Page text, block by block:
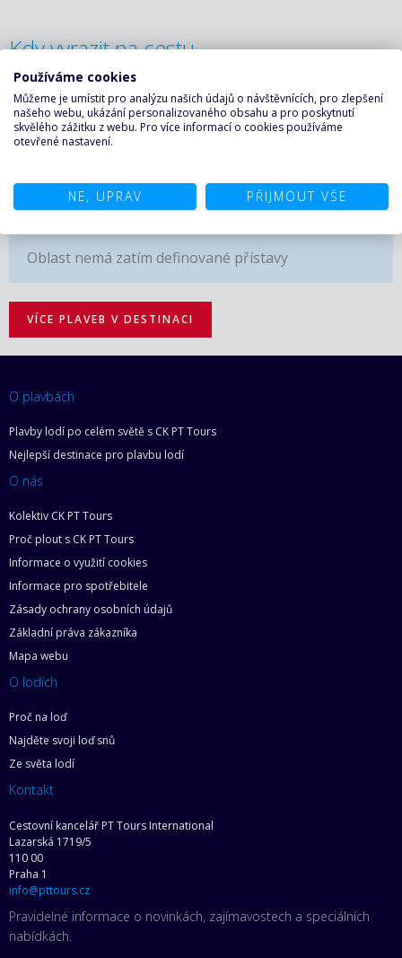
Kdy vyrazit na cestu
Hlavní sezóna je v jižním Pacifiku v červenci a srpnu, lodě sem
však míří po celý rok. Obecně nejvhodnější je vyrazit sem od
května do října, kdy tady tolik neprší. Od listopadu do dubna tady
na vás čeká horké a vlhké počasí a časté tropické bouře, zato
Oblast nemá zatím definované přístavy
VÍCE PLAVEB V DESTINACI
O plavbách
Plavby lodí po celém světě s CK PT Tours
Nejlepší destinace pro plavbu lodí
O nás
Kolektiv CK PT Tours
Proč plout s CK PT Tours
Informace o využití cookies
Informace pro spotřebitele
Zásady ochrany osobních údajů
Základní práva zákazníka
Mapa webu
O lodích
Proč na loď
Najděte svoji loď snů
Ze světa lodí
Kontakt
Cestovní kancelář PT Tours International
Lazarská 1719/5
110 00
Praha 1
info@pttours.cz
Pravidelné informace o novinkách, zajímavostech a speciálních
nabídkách.
Používáme cookies
Můžeme je umístit pro analýzu našich údajů o návštěvnících, pro zlepšení
našeho webu, ukázání personalizovaného obsahu a pro poskytnutí
skvělého zážitku z webu. Pro více informací o cookies používáme
otevřené nastavení.
NE, UPRAV PŘIJMOUT VŠE